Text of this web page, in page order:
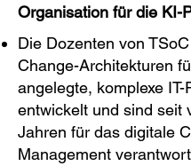
Organisation für die KI-
Die Dozenten von
Change-Architekturen
angelegte, komplexe IT-
entwickelt und sind seit
Jahren für das digitale
Management